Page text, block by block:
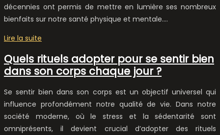
décennies ont permis de mettre en lumière ses nombreux
bienfaits sur notre santé physique et mentale….
Lire la suite
Quels rituels adopter pour se sentir bien
dans son corps chaque jour ?
Se sentir bien dans son corps est un objectif universel qui
influence profondément notre qualité de vie. Dans notre
société moderne, où le stress et la sédentarité sont
omniprésents, il devient crucial d’adopter des rituels